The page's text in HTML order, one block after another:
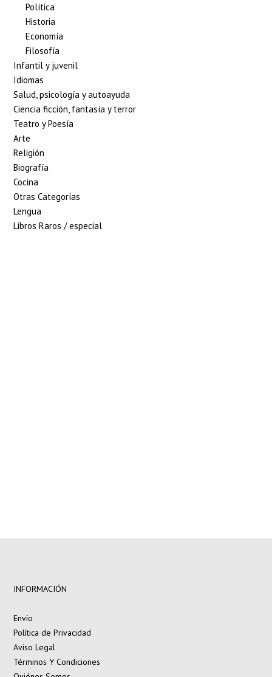
Política
Historia
Economía
Filosofía
Infantil y juvenil
Idiomas
Salud, psicología y autoayuda
Ciencia ficción, fantasía y terror
Teatro y Poesía
Arte
Religión
Biografía
Cocina
Otras Categorías
Lengua
Libros Raros / especial
INFORMACIÓN
Envío
Política de Privacidad
Aviso Legal
Términos Y Condiciones